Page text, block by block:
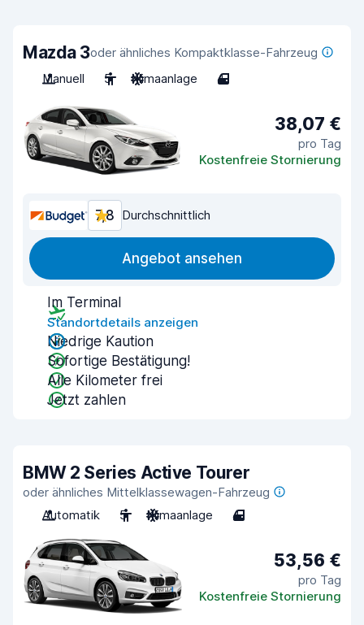
Mazda 3oder ähnliches Kompaktklasse-Fahrzeug
Manuell
5 Klimaanlage 4
38,07 €
pro Tag
Kostenfreie Stornierung
7,8 Durchschnittlich
Angebot ansehen
Im Terminal
Standortdetails anzeigen
Niedrige Kaution
Sofortige Bestätigung!
Alle Kilometer frei
Jetzt zahlen
BMW 2 Series Active Tourer
oder ähnliches Mittelklassewagen-Fahrzeug
Automatik
5 Klimaanlage 4
53,56 €
pro Tag
Kostenfreie Stornierung